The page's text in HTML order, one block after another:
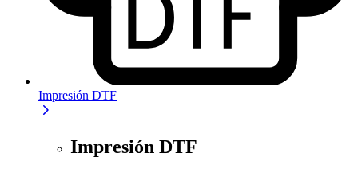
Impresión DTF
Impresión DTF